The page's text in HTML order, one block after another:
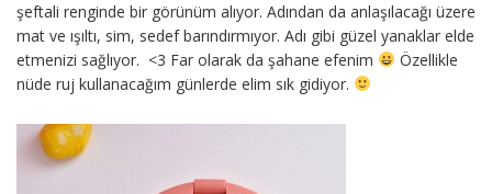
şeftali renginde bir görünüm alıyor. Adından da anlaşılacağı üzere
mat ve ışıltı, sim, sedef barındırmıyor. Adı gibi güzel yanaklar elde
etmenizi sağlıyor. <3 Far olarak da şahane efenim
Özellikle
nüde ruj kullanacağım günlerde elim sık gidiyor.